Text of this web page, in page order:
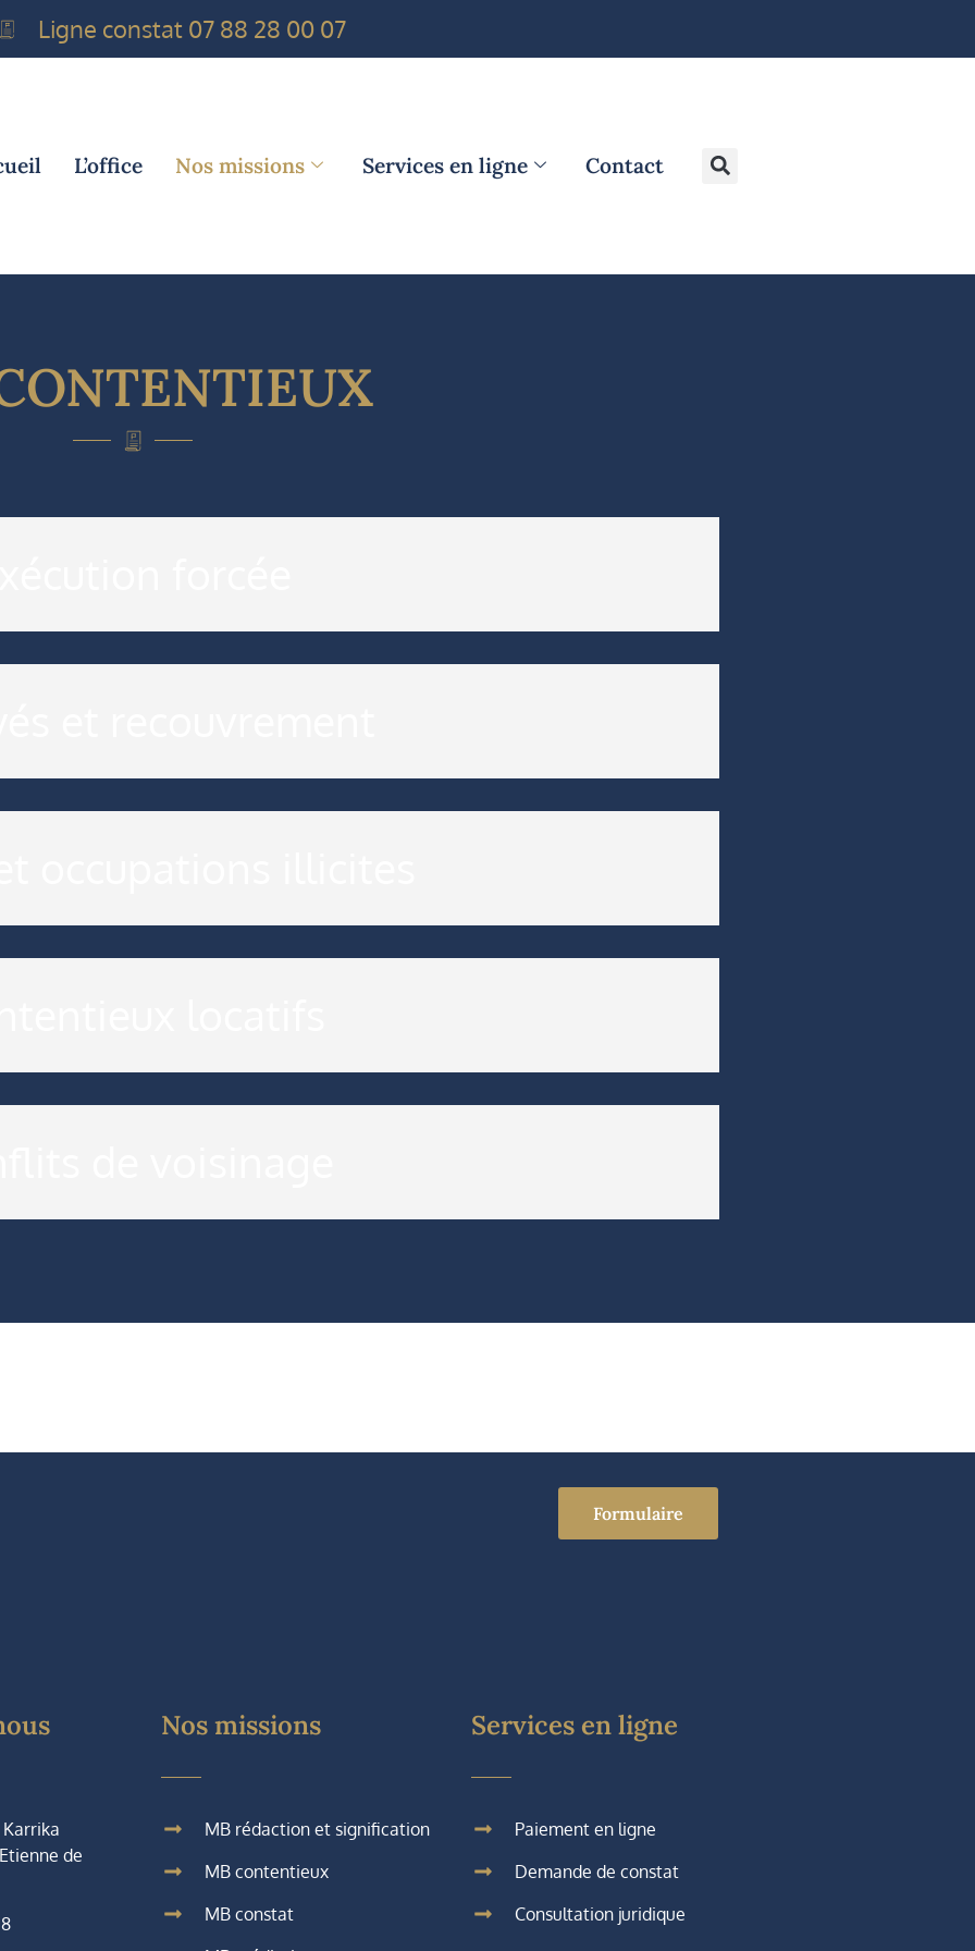
Ligne constat 07 88 28 00 07
L’office Nos missions Services en ligne Contact
Formulaire
Karrika
de
Nos missions
MB rédaction et signification
MB contentieux
MB constat
Services en ligne
Paiement en ligne
Demande de constat
Consultation juridique